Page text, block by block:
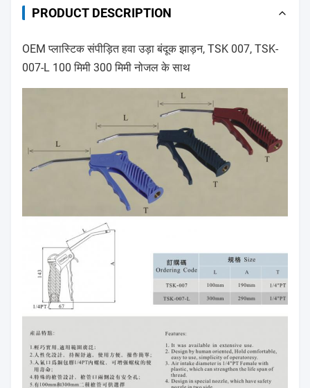
PRODUCT DESCRIPTION
OEM प्लास्टिक संपीड़ित हवा उड़ा बंदूक झाड़न, TSK 007, TSK-
007-L 100 मिमी 300 मिमी नोजल के साथ